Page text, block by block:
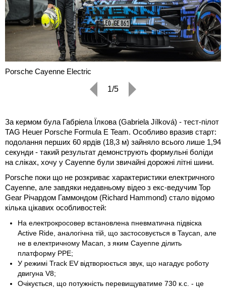
Porsche Cayenne Electric
1/5
За кермом була Габріела Їлкова (Gabriela Jílková) - тест-пілот
TAG Heuer Porsche Formula E Team. Особливо вразив старт:
подолання перших 60 ярдів (18,3 м) зайняло всього лише 1,94
секунди - такий результат демонструють формульні боліди
на сліках, хочу у Cayenne були звичайні дорожні літні шини.
Porsche поки що не розкриває характеристики електричного
Cayenne, але завдяки недавньому відео з екс-ведучим Top
Gear Річардом Гаммондом (Richard Hammond) стало відомо
кілька цікавих особливостей:
На електрокросовер встановлена пневматична підвіска
Active Ride, аналогічна тій, що застосовується в Taycan, але
не в електричному Macan, з яким Cayenne ділить
платформу PPE;
У режимі Track EV відтворюється звук, що нагадує роботу
двигуна V8;
Очікується, що потужність перевищуватиме 730 к.с. - це